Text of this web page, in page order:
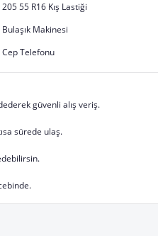
205 55 R16 Kış Lastiği
Bulaşık Makinesi
Cep Telefonu
güvenli alış veriş.
sürede ulaş.